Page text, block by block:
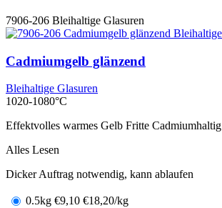
7906-206 Bleihaltige Glasuren
Cadmiumgelb glänzend
Bleihaltige Glasuren
1020-1080°C
Effektvolles warmes Gelb Fritte Cadmiumhaltig
Alles Lesen
Dicker Auftrag notwendig, kann ablaufen
0.5kg €9,10 €18,20/kg